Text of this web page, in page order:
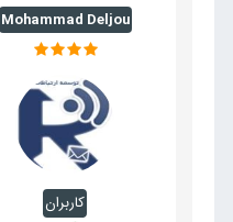
Mohammad Deljou
کاربران